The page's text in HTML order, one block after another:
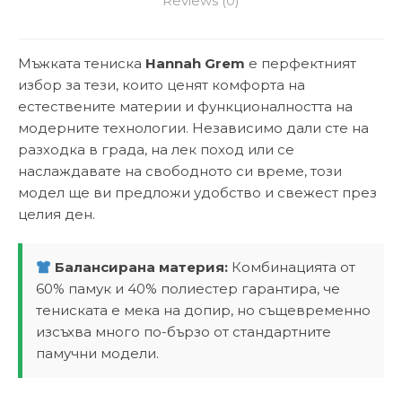
Мъжката тениска Hannah Grem е перфектният
избор за тези, които ценят комфорта на
естествените материи и функционалността на
модерните технологии. Независимо дали сте на
разходка в града, на лек поход или се
наслаждавате на свободното си време, този
модел ще ви предложи удобство и свежест през
целия ден.
Балансирана материя: Комбинацията от
60% памук и 40% полиестер гарантира, че
тениската е мека на допир, но същевременно
изсъхва много по-бързо от стандартните
памучни модели.